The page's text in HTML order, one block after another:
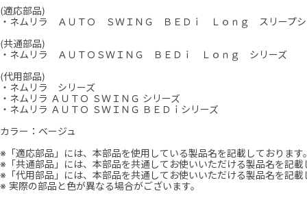
(適応部品)
・ネムリラ ＡＵＴＯ ＳＷＩＮＧ ＢＥＤｉ Ｌｏｎｇ スリープシ
(共通部品)
・ネムリラ ＡＵＴＯＳＷＩＮＧ ＢＥＤｉ Ｌｏｎｇ シリーズ
(代用部品)
・ネムリラ シリーズ
・ネムリラ ＡＵＴＯ ＳＷＩＮＧ シリーズ
・ネムリラ ＡＵＴＯ ＳＷＩＮＧ ＢＥＤｉシリーズ
カラー：ベージュ
※「適応部品」には、本部品を使用している製品名を記載しております
※「共通部品」には、本部品を共通してお使いいただける製品名を記載
※「代用部品」には、本部品を共通してお使いいただける製品名を記載
※ 実際の部品と色が異なる場合がございます。